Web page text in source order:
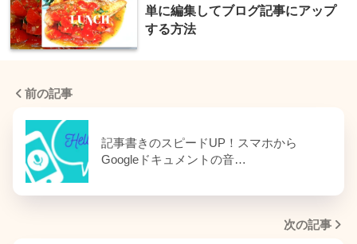
単に編集してブログ記事にアップ
する方法
前の記事
記事書きのスピードUP！スマホから
Googleドキュメントの音…
次の記事